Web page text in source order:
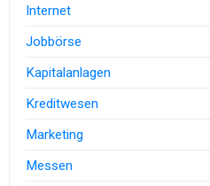
Internet
Jobbörse
Kapitalanlagen
Kreditwesen
Marketing
Messen